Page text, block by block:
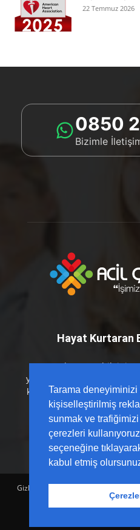
22 Temmuz 2026
0850
Bizimle
Hayat Kurtaran
Hayat kurtaran bilginin
yanınızdayız. Acil
karşılığı olan, güncel
erişilebilir içerikleri
Gizlilik Politikası
İletişim
Tarama deneyiminizi
kişiselleştirilmiş
sunmak ve
çerezleri
seçeneğine
kabul etmiş